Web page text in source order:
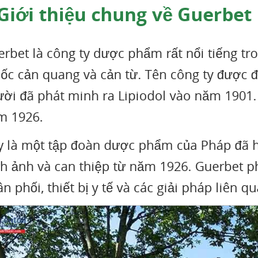
thiệu chung về Guerbet
là công ty dược phẩm rất nổi tiếng
cản quang và cản từ. Tên công ty được
đã phát minh ra Lipiodol vào năm
1926.
là một tập đoàn dược phẩm của Pháp đã
ảnh và can thiệp từ năm 1926. Guerbet
phối, thiết bị y tế và các giải pháp liên